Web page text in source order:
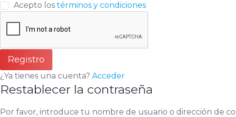
Acepto los términos y condiciones
Registro
¿Ya tienes una cuenta? Acceder
Restablecer la contraseña
Por favor, introduce tu nombre de usuario o dirección de